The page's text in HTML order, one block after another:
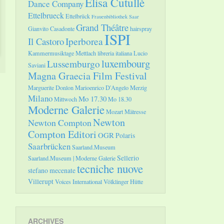
Dance Company
EttelbrueckEttelbrück Frauenbibliothek Saar
Gianvito CasadonteGrand Théâtrehairspray
Il CastoroIperboreaISPI
Kammermusiktage Mettlachlibreria italianaLucio
SavianiLussemburgoluxembourg
Magna Graecia Film Festival
Marguerite DonlonMarioenrico D'AngeloMerzig
MilanoMittwochMo 17.30Mo 18.30
Moderne GalerieMozartMätresse
Newton ComptonNewton
Compton Editori OGRPolaris
SaarbrückenSaarland.Museum
Saarland.Museum | Moderne GalerieSellerio
stefano mecenatetecniche nuove
VilleruptVoices InternationalVölklinger Hütte
ARCHIVES